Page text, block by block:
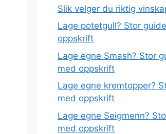
Slik velger du riktig
Lage potetgull? Stor
oppskrift
Lage egne Smash? Stor
med oppskrift
Lage egne kremtopper?
med oppskrift
Lage egne Seigmenn?
med oppskrift